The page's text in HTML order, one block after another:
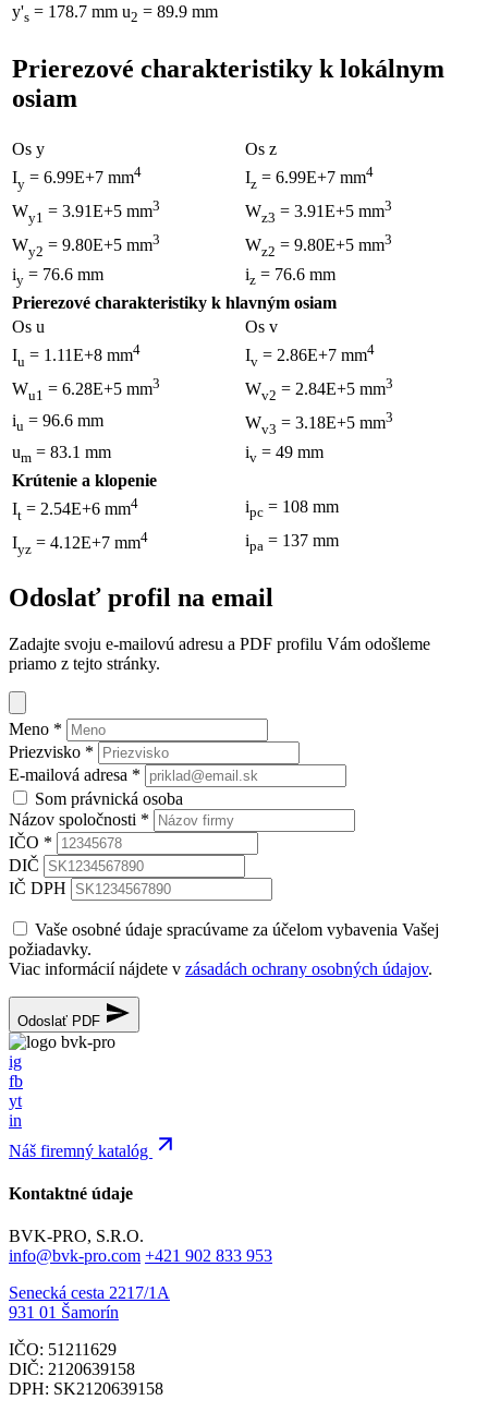
y's = 178.7 mm u2 = 89.9 mm
Prierezové charakteristiky k lokálnym
osiam
Os y
Os z
Iy = 6.99E+7 mm4 Iz = 6.99E+7 mm4
Wy1 = 3.91E+5 mm3 Wz3 = 3.91E+5 mm3
Wy2 = 9.80E+5 mm3 Wz2 = 9.80E+5 mm3
iy = 76.6 mm iz = 76.6 mm
Prierezové charakteristiky k hlavným osiam
Os u
Os v
Iu = 1.11E+8 mm4 Iv = 2.86E+7 mm4
Wu1 = 6.28E+5 mm3 Wv2 = 2.84E+5 mm3
iu = 96.6 mm Wv3 = 3.18E+5 mm3
um = 83.1 mm iv = 49 mm
Krútenie a klopenie
It = 2.54E+6 mm4 ipc = 108 mm
Iyz = 4.12E+7 mm4 ipa = 137 mm
Odoslať profil na email
Zadajte svoju e-mailovú adresu a PDF profilu Vám odošleme
priamo z tejto stránky.
Meno *
Priezvisko *
E-mailová adresa *
Som právnická osoba
Názov spoločnosti *
IČO *
DIČ
IČ DPH
Vaše osobné údaje spracúvame za účelom vybavenia Vašej
požiadavky.
Viac informácií nájdete v zásadách ochrany osobných údajov.
Odoslať PDF
ig
fb
yt
in
Náš firemný katalóg
Kontaktné údaje
BVK-PRO, S.R.O.
info@bvk-pro.com +421 902 833 953
Senecká cesta 2217/1A
931 01 Šamorín
IČO: 51211629
DIČ: 2120639158
DPH: SK2120639158